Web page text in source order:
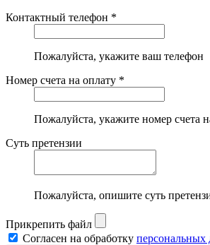
Контактный телефон *
Пожалуйста, укажите ваш телефон
Номер счета на оплату *
Пожалуйста, укажите номер счета
Суть претензии
Пожалуйста, опишите суть
Прикрепить файл
Согласен на обработку персональных